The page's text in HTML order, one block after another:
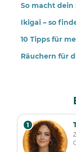
So macht dein
Ikigai – so
10 Tipps für
Räuchern für
1